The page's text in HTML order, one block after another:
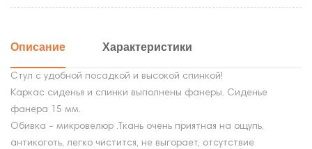
Описание Характеристики
Стул с удобной посадкой и высокой спинкой!
Каркас сиденья и спинки выполнены фанеры. Сиденье
фанера 15 мм.
Обивка - микровелюр .Ткань очень приятная на ощупь,
антикоготь, легко чистится, не выгорает, отсутствие